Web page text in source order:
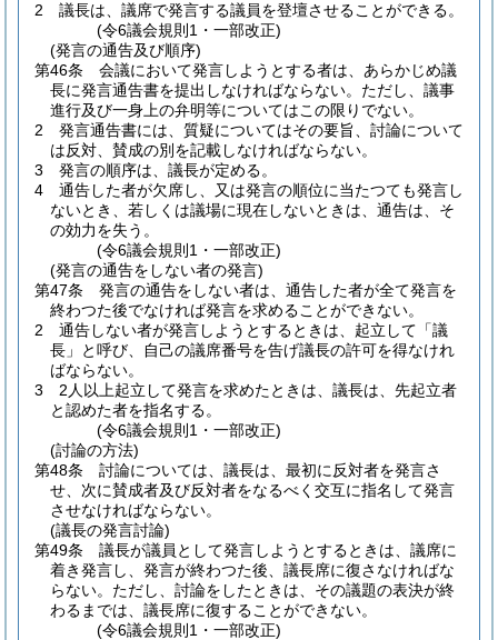
2
議長は、議席で発言する議員を登壇させることができる。
(令6議会規則1・一部改正)
(発言の通告及び順序)
第46条
会議において発言しようとする者は、あらかじめ議
長に発言通告書を提出しなければならない。 ただし、議事
進行及び一身上の弁明等についてはこの限りでない。
2
発言通告書には、質疑についてはその要旨、討論について
は反対、賛成の別を記載しなければならない。
3
発言の順序は、議長が定める。
4
通告した者が欠席し、又は発言の順位に当たつても発言し
ないとき、若しくは議場に現在しないときは、通告は、そ
の効力を失う。
(令6議会規則1・一部改正)
(発言の通告をしない者の発言)
第47条
発言の通告をしない者は、通告した者が全て発言を
終わつた後でなければ発言を求めることができない。
2
通告しない者が発言しようとするときは、起立して「議
長」と呼び、自己の議席番号を告げ議長の許可を得なけれ
ばならない。
3
2人以上起立して発言を求めたときは、議長は、先起立者
と認めた者を指名する。
(令6議会規則1・一部改正)
(討論の方法)
第48条
討論については、議長は、最初に反対者を発言さ
せ、次に賛成者及び反対者をなるべく交互に指名して発言
させなければならない。
(議長の発言討論)
第49条
議長が議員として発言しようとするときは、議席に
着き発言し、発言が終わつた後、議長席に復さなければな
らない。 ただし、討論をしたときは、その議題の表決が終
わるまでは、議長席に復することができない。
(令6議会規則1・一部改正)